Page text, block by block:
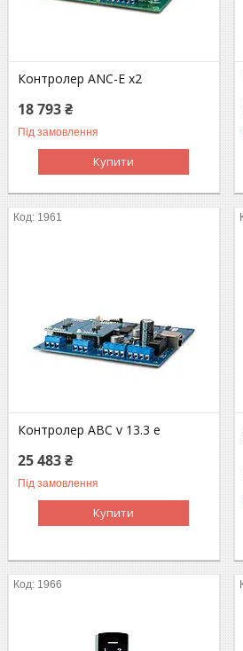
Контролер ANC-E x2
18 793 ₴
Під замовлення
Купити
1961
Контролер ABC v 13.3 e
25 483 ₴
Під замовлення
Купити
1966